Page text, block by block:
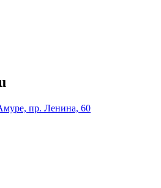
пр. Ленина, 60